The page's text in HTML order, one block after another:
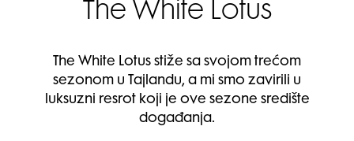
The White Lotus
The White Lotus stiže sa svojom trećom
sezonom u Tajlandu, a mi smo zavirili u
luksuzni resrot koji je ove sezone središte
događanja.